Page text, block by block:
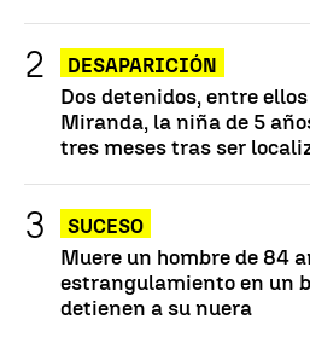
DESAPARICIÓN
Dos detenidos, entre
Miranda, la niña de 5
tres meses tras ser
SUCESO
Muere un hombre de 84
estrangulamiento en un
detienen a su nuera